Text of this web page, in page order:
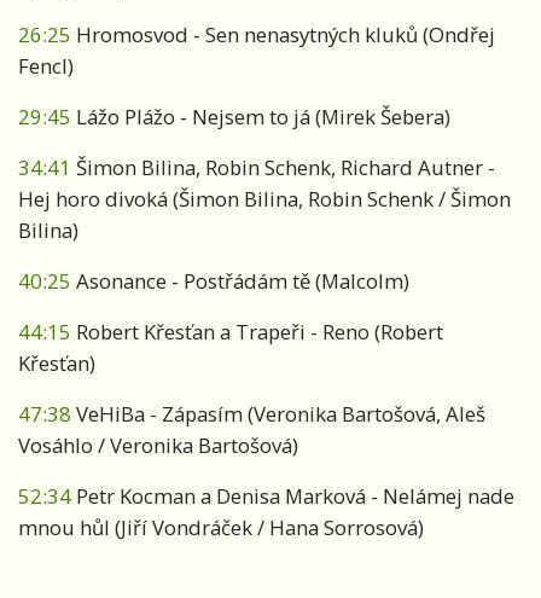
26:25 Hromosvod - Sen nenasytných kluků (Ondřej
Fencl)
29:45 Lážo Plážo - Nejsem to já (Mirek Šebera)
34:41 Šimon Bilina, Robin Schenk, Richard Autner -
Hej horo divoká (Šimon Bilina, Robin Schenk / Šimon
Bilina)
40:25 Asonance - Postřádám tě (Malcolm)
44:15 Robert Křesťan a Trapeři - Reno (Robert
Křesťan)
47:38 VeHiBa - Zápasím (Veronika Bartošová, Aleš
Vosáhlo / Veronika Bartošová)
52:34 Petr Kocman a Denisa Marková - Nelámej nade
mnou hůl (Jiří Vondráček / Hana Sorrosová)